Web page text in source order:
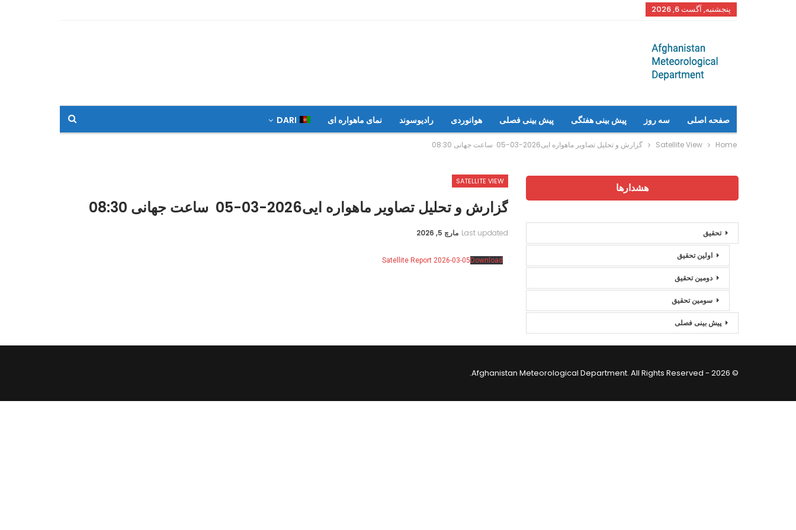
پنجشنبه, آگست 6, 2026
صفحه اصلی سه روز پیش بینی هفتگی پیش بینی فصلی هوانوردی رادیوسوند نمای ماهواره ای DARI
Home
Satellite View گزارش و تحلیل تصاویر ماهواره ایی2026-03-05 ساعت جهانی 08:30
SATELLITE VIEW
گزارش و تحلیل تصاویر ماهواره ایی2026-03-05 ساعت جهانی 08:30
Last updated مارچ 5, 2026
Satellite Report 2026-03-05 Download
هشدارها
تحقیق
اولین تحقیق
دومین تحقیق
سومین تحقیق
پیش بینی فصلی
© 2026 - Afghanistan Meteorological Department. All Rights Reserved.